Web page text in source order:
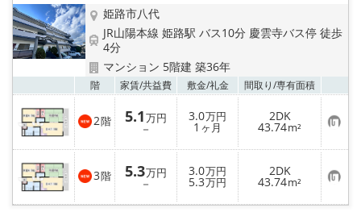
姫路市八代
JR山陽本線 姫路駅 バス10分 慶雲寺バス停 徒歩
4分
マンション 5階建 築36年
階 家賃/共益費 敷金/礼金 間取り/専有面積
2階 5.1万円
－
3.0万円
1 ヶ月
2DK
43.74m² お
気
に
入
り
登
録
3階 5.3万円
－
3.0万円
5.3万円
2DK
43.74m² お
気
に